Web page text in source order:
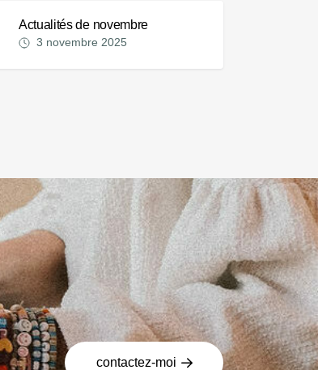
Actualités de novembre
3 novembre 2025
contactez-moi